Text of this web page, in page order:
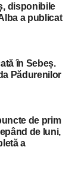
disponibile
a publicat
în Sebeș.
Pădurenilor
de prim
de luni,
a